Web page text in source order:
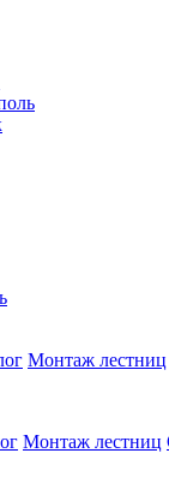
Монтаж лестниц
Монтаж лестниц